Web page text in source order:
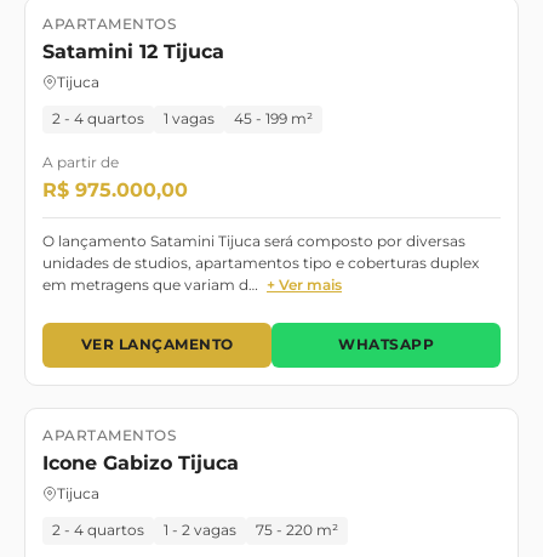
Lançamento
APARTAMENTOS
Satamini 12 Tijuca
Tijuca
2 - 4 quartos 1 vagas 45 - 199 m²
A partir de
R$ 975.000,00
O lançamento Satamini Tijuca será composto por diversas
unidades de studios, apartamentos tipo e coberturas duplex
em metragens que variam d… + Ver mais
VER LANÇAMENTO WHATSAPP
Lançamento
APARTAMENTOS
Icone Gabizo Tijuca
Tijuca
2 - 4 quartos 1 - 2 vagas 75 - 220 m²